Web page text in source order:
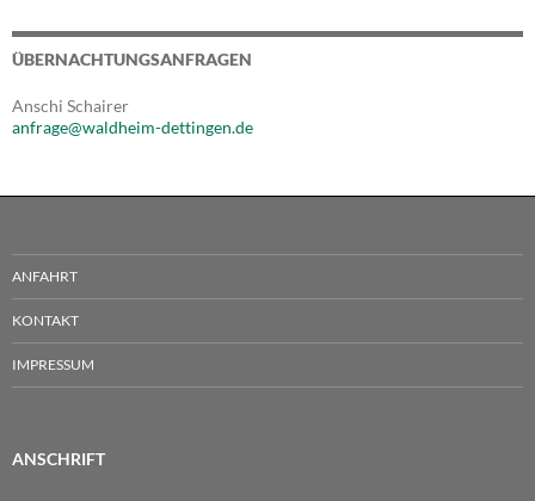
ÜBERNACHTUNGSANFRAGEN
Anschi Schairer
anfrage@waldheim-dettingen.de
ANFAHRT
KONTAKT
IMPRESSUM
ANSCHRIFT